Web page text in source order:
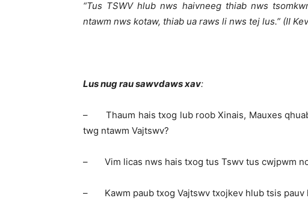
“Tus TSWV hlub nws haivneeg thiab nws
ntawm nws kotaw, thiab ua raws li nws tej lus.” (II
Lus nug rau sawvdaws xav:
– Thaum hais txog lub roob Xinais, Mauxes
twg ntawm Vajtswv?
– Vim licas nws hais txog tus Tswv tus cwjpwm
– Kawm paub txog Vajtswv txojkev hlub tsis pauv